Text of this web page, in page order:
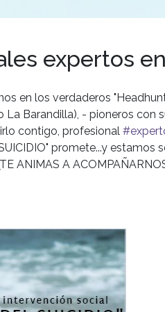
expertos
en los verdaderos
La Barandilla), - pioneros con
contigo, profesional
promete...y
ANIMAS A